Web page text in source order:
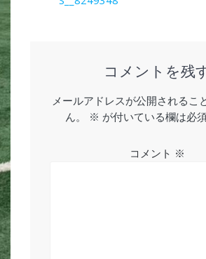
ナ
ゲ
ー
シ
ョ
ン
コメントを残
メールアドレスが公開されるこ
ん。
※ が付いている欄は必
コメント ※